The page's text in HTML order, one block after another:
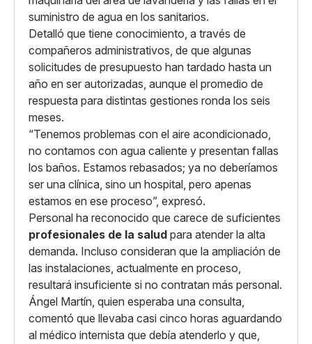
suministro de agua en los sanitarios.
Detalló que tiene conocimiento, a través de
compañeros administrativos, de que algunas
solicitudes de presupuesto han tardado hasta un
año en ser autorizadas, aunque el promedio de
respuesta para distintas gestiones ronda los seis
meses.
“Tenemos problemas con el aire acondicionado,
no contamos con agua caliente y presentan fallas
los baños. Estamos rebasados; ya no deberíamos
ser una clínica, sino un hospital, pero apenas
estamos en ese proceso”, expresó.
Personal ha reconocido que carece de suficientes
profesionales de la salud para atender la alta
demanda. Incluso consideran que la ampliación de
las instalaciones, actualmente en proceso,
resultará insuficiente si no contratan más personal.
Ángel Martín, quien esperaba una consulta,
comentó que llevaba casi cinco horas aguardando
al médico internista que debía atenderlo y que,